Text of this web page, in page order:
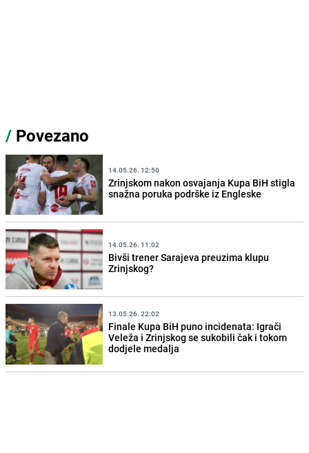
/ Povezano
14.05.26. 12:50
Zrinjskom nakon osvajanja Kupa BiH stigla
snažna poruka podrške iz Engleske
14.05.26. 11:02
Bivši trener Sarajeva preuzima klupu
Zrinjskog?
13.05.26. 22:02
Finale Kupa BiH puno incidenata: Igrači
Veleža i Zrinjskog se sukobili čak i tokom
dodjele medalja